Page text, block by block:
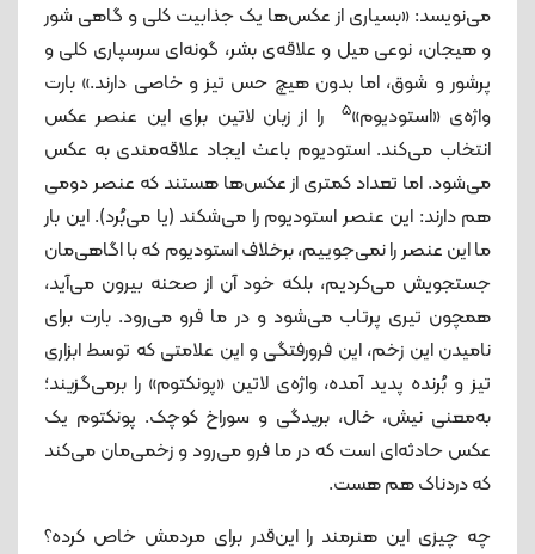
می‌نویسد: «بسیاری از عکس‌ها یک جذابیت کلی و گاهی شور
و هیجان، نوعی میل و علاقه‌ی بشر، گونه‌ای سرسپاری کلی و
پرشور و شوق، اما بدون هیچ حس تیز و خاصی دارند.» بارت
واژه‌ی «استودیوم»5
را از زبان لاتین برای این عنصر عکس
انتخاب می‌کند. استودیوم باعث ایجاد علاقه‌مندی به عکس
می‌شود. اما تعداد کمتری از عکس‌ها هستند که عنصر دومی
هم دارند: این عنصر استودیوم را می‌شکند (یا می‌بُرد). این بار
ما این عنصر را نمی‌جوییم، برخلاف استودیوم که با اگاهی‌مان
جستجویش می‌کردیم، بلکه خود آن از صحنه بیرون می‌آید،
همچون تیری پرتاب می‌شود و در ما فرو می‌رود. بارت برای
نامیدن این زخم، این فرورفتگی و این علامتی که توسط ابزاری
تیز و بُرنده پدید آمده، واژه‌ی لاتین «پونکتوم» را برمی‌گزیند؛
به‌معنی نیش، خال، بریدگی و سوراخ کوچک. پونکتوم یک
عکس حادثه‌ای است که در ما فرو می‌رود و زخمی‌مان می‌کند
که دردناک هم هست.
چه چیزی این هنرمند را این‌قدر برای مردمش خاص کرده؟